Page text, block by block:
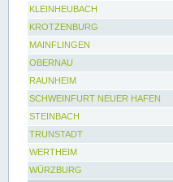
KLEINHEUBACH
KROTZENBURG
MAINFLINGEN
OBERNAU
RAUNHEIM
SCHWEINFURT NEUER HAFEN
STEINBACH
TRUNSTADT
WERTHEIM
WÜRZBURG